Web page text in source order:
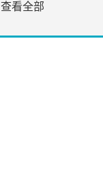
查看全部